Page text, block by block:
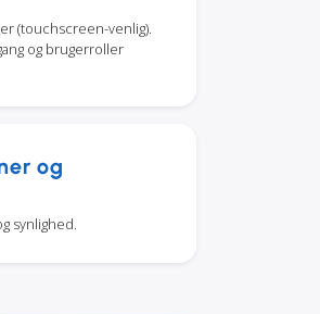
(touchscreen-venlig).
og brugerroller
og
synlighed.